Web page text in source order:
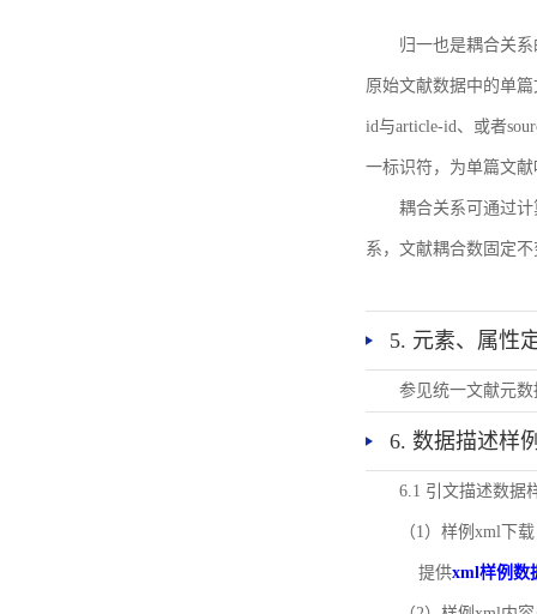
归一也是耦合关
原始文献数据中的单篇
id与article-id、或者
一标识符，为单篇文
耦合关系可通过
系，文献耦合数固定不
5. 元素、属性
参见统一文献元
6. 数据描述样
6.1 引文描述数据
（1）样例xml下载
提供xml样例数